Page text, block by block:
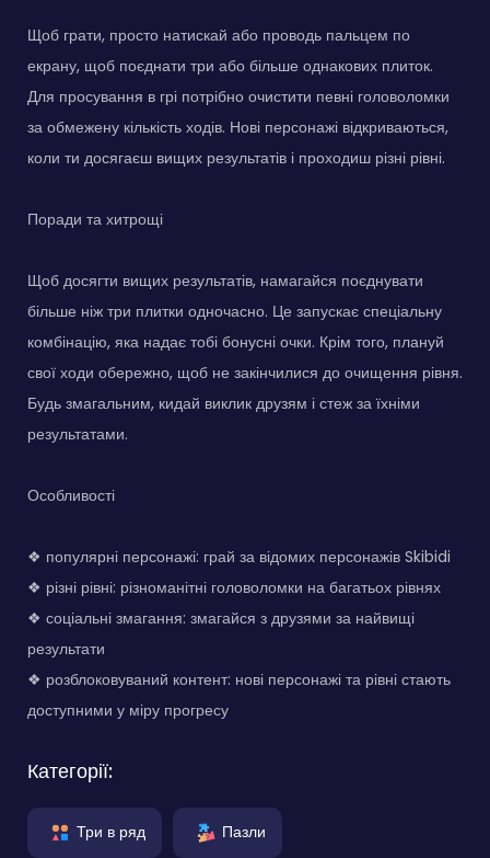
Щоб грати, просто натискай або проводь пальцем по
екрану, щоб поєднати три або більше однакових плиток.
Для просування в грі потрібно очистити певні головоломки
за обмежену кількість ходів. Нові персонажі відкриваються,
коли ти досягаєш вищих результатів і проходиш різні рівні.
Поради та хитрощі
Щоб досягти вищих результатів, намагайся поєднувати
більше ніж три плитки одночасно. Це запускає спеціальну
комбінацію, яка надає тобі бонусні очки. Крім того, плануй
свої ходи обережно, щоб не закінчилися до очищення рівня.
Будь змагальним, кидай виклик друзям і стеж за їхніми
результатами.
Особливості
❖ популярні персонажі: грай за відомих персонажів Skibidi
❖ різні рівні: різноманітні головоломки на багатьох рівнях
❖ соціальні змагання: змагайся з друзями за найвищі
результати
❖ розблоковуваний контент: нові персонажі та рівні стають
доступними у міру прогресу
Категорії:
Три в ряд Пазли